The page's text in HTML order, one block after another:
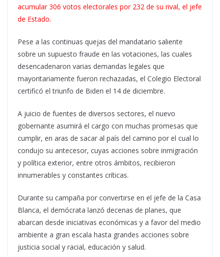
acumular 306 votos electorales por 232 de su rival, el jefe
de Estado.
Pese a las continuas quejas del mandatario saliente
sobre un supuesto fraude en las votaciones, las cuales
desencadenaron varias demandas legales que
mayoritariamente fueron rechazadas, el Colegio Electoral
certificó el triunfo de Biden el 14 de diciembre.
A juicio de fuentes de diversos sectores, el nuevo
gobernante asumirá el cargo con muchas promesas que
cumplir, en aras de sacar al país del camino por el cual lo
condujo su antecesor, cuyas acciones sobre inmigración
y política exterior, entre otros ámbitos, recibieron
innumerables y constantes críticas.
Durante su campaña por convertirse en el jefe de la Casa
Blanca, el demócrata lanzó decenas de planes, que
abarcan desde iniciativas económicas y a favor del medio
ambiente a gran escala hasta grandes acciones sobre
justicia social y racial, educación y salud.